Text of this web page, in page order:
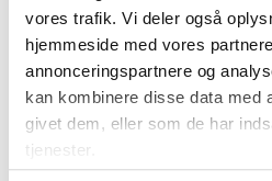
vores trafik. Vi deler også
hjemmeside med vores
annonceringspartnere og
kan kombinere disse data med
givet dem, eller som de har
tjenester.